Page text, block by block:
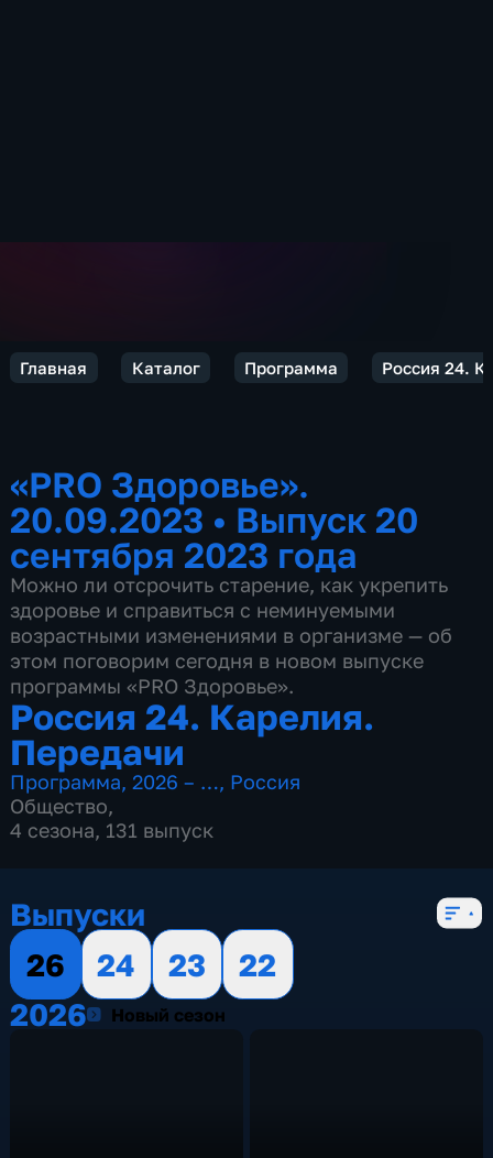
Главная Каталог Программа Россия 24.
«PRO Здоровье».
20.09.2023 • Выпуск 20
сентября 2023 года
Можно ли отсрочить старение, как укрепить
здоровье и справиться с неминуемыми
возрастными изменениями в организме — об
этом поговорим сегодня в новом выпуске
программы «PRO Здоровье».
Россия 24. Карелия.
Передачи
Программа,2026 – …, Россия
Общество,
4 сезона, 131 выпуск
Выпуски
26
24 23
22
20262026 Новый сезон